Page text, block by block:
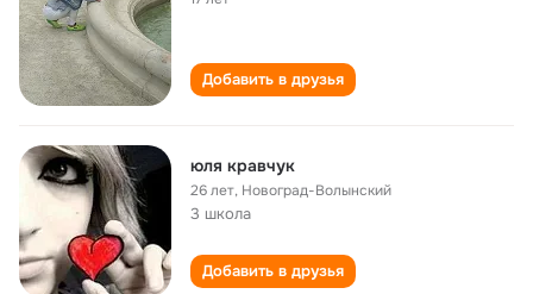
Добавить в друзья
юля кравчук
26 лет, Новоград-Волынский
3 школа
Добавить в друзья